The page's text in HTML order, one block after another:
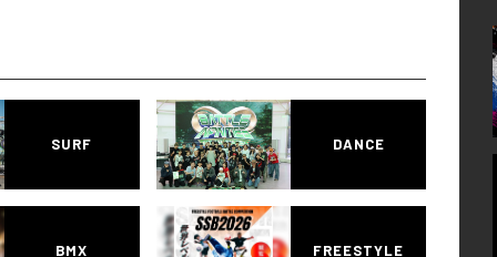
SURF DANCE
BMX FREESTYLE